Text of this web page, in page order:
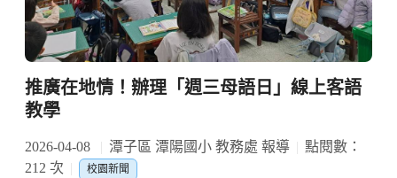
推廣在地情！辦理「週三母語日」線上客語
教學
2026-04-08 潭子區 潭陽國小 教務處 報導
點閱數：
212 次
校園新聞